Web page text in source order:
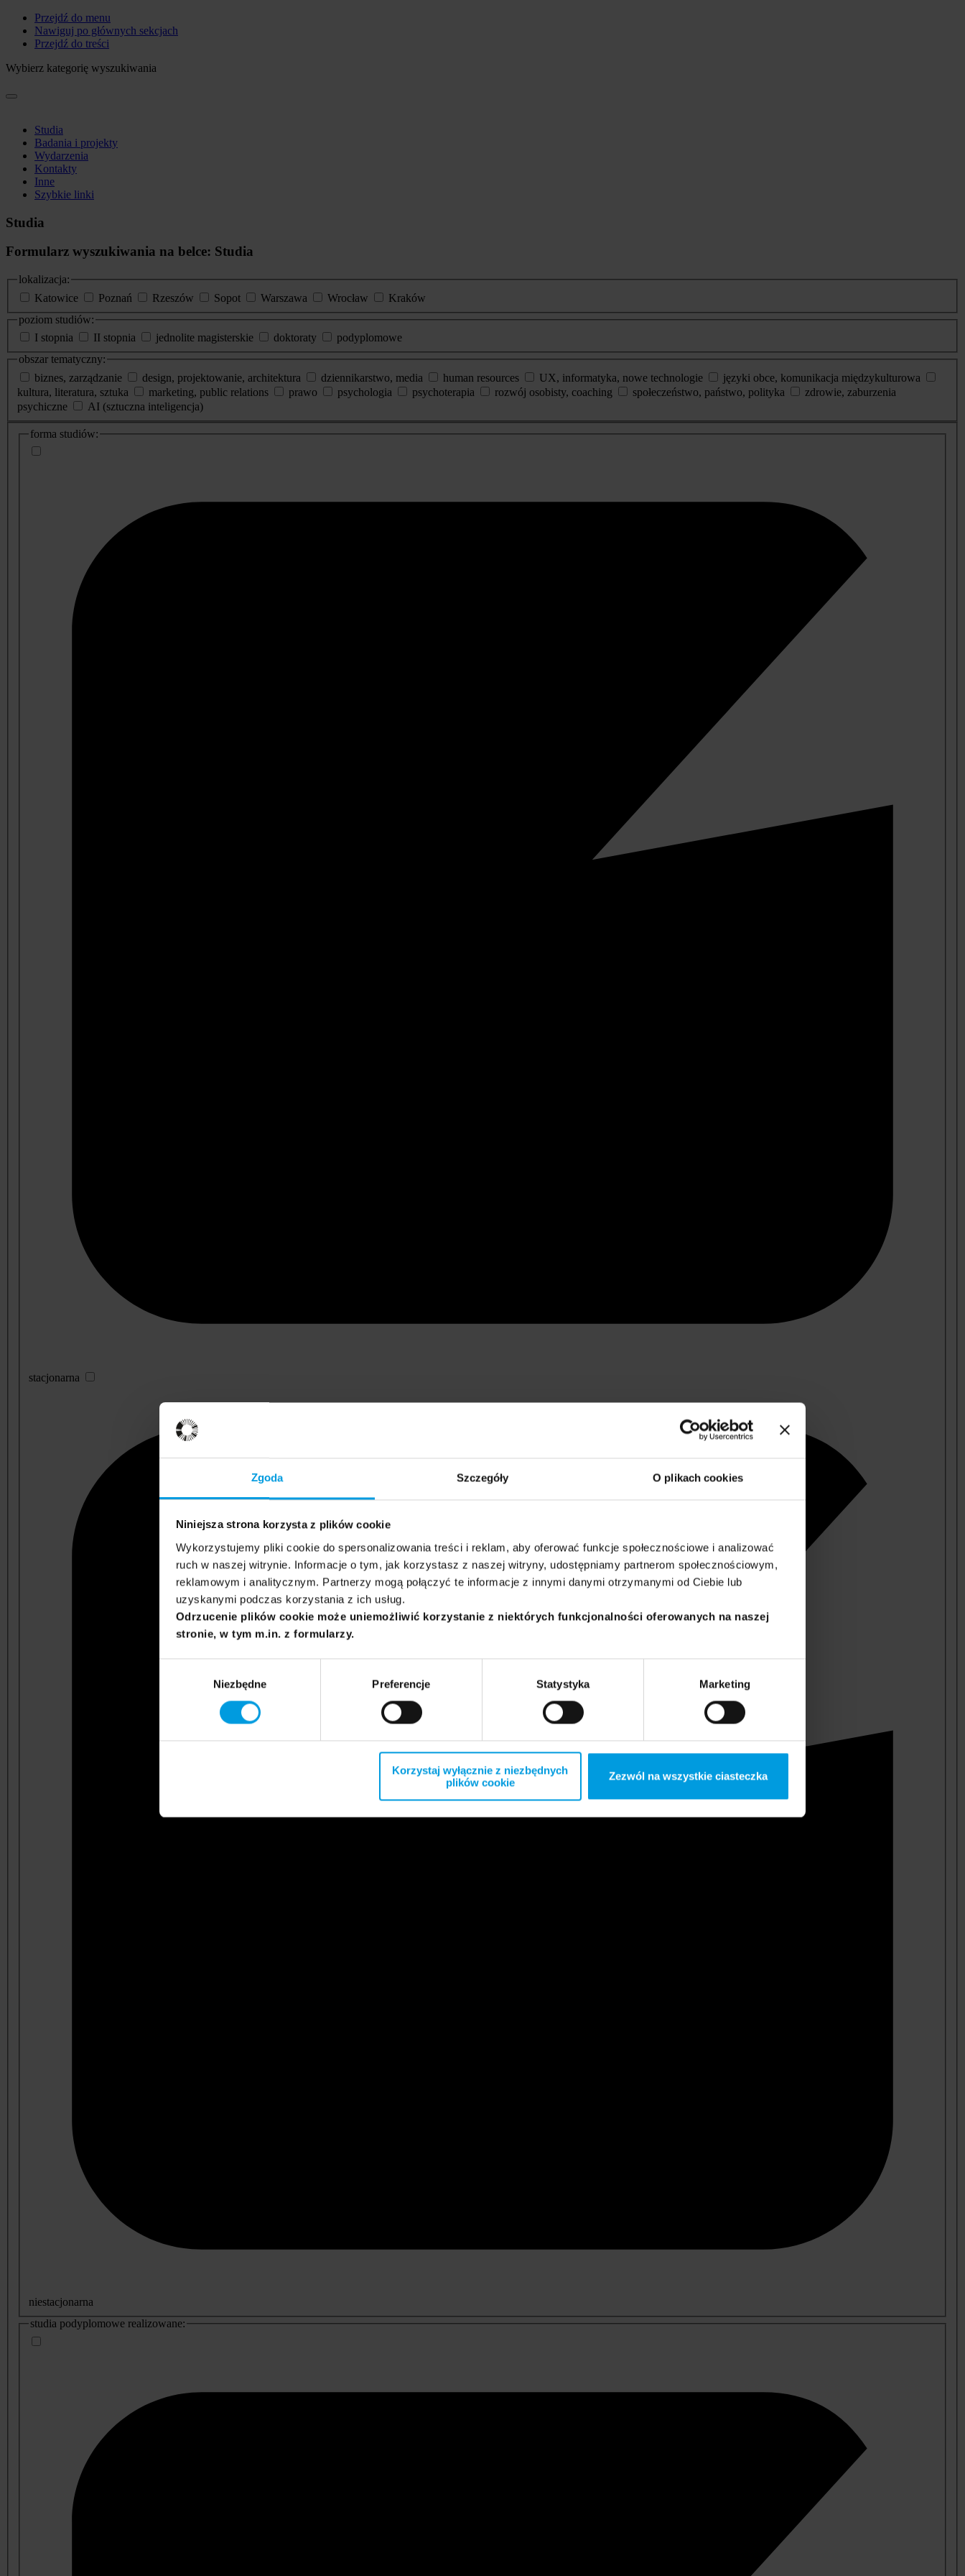
Zgoda Szczegóły O plikach cookies
Niniejsza strona korzysta z plików cookie
Wykorzystujemy pliki cookie do spersonalizowania treści i reklam, aby oferować funkcje społecznościowe i analizować
ruch w naszej witrynie. Informacje o tym, jak korzystasz z naszej witryny, udostępniamy partnerom społecznościowym,
reklamowym i analitycznym. Partnerzy mogą połączyć te informacje z innymi danymi otrzymanymi od Ciebie lub
uzyskanymi podczas korzystania z ich usług.
Odrzucenie plików cookie może uniemożliwić korzystanie z niektórych funkcjonalności oferowanych na naszej
stronie, w tym m.in. z formularzy.
Niezbędne Preferencje Statystyka Marketing
Korzystaj wyłącznie z niezbędnych
plików cookie
Zezwól na wszystkie ciasteczka
Przejdź do menu
Nawiguj po głównych sekcjach
Przejdź do treści
Wybierz kategorię wyszukiwania
Studia
Badania i projekty
Wydarzenia
Kontakty
Inne
Szybkie linki
Studia
Formularz wyszukiwania na belce: Studia
lokalizacja:
Katowice
Poznań Rzeszów Sopot Warszawa Wrocław
Kraków
poziom studiów:
I stopnia
II stopnia jednolite magisterskie doktoraty
podyplomowe
obszar tematyczny:
biznes, zarządzanie
design, projektowanie, architektura dziennikarstwo, media human resources UX, informatyka, nowe technologie
języki obce, komunikacja międzykulturowa
kultura, literatura, sztuka
marketing, public relations prawo psychologia psychoterapia rozwój osobisty, coaching społeczeństwo, państwo, polityka
zdrowie, zaburzenia
psychiczne
AI (sztuczna inteligencja)
dodatkowe
informacje
forma studiów:
stacjonarna
niestacjonarna
studia podyplomowe realizowane: